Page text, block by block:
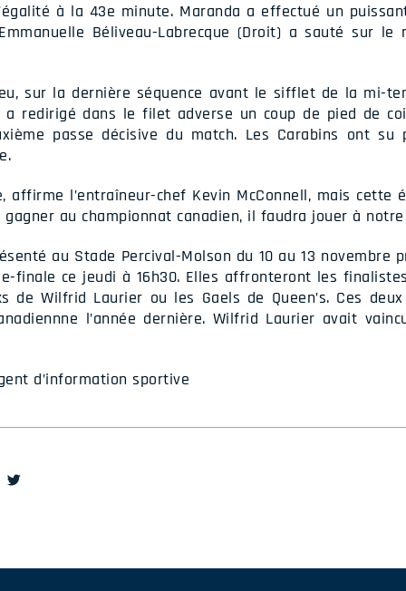
à la 43e minute. Maranda a effectué un
Béliveau-Labrecque (Droit) a sauté sur le
sur la dernière séquence avant le sifflet de la mi-
a redirigé dans le filet adverse un coup de pied de
passe décisive du match. Les Carabins ont su
affirme l’entraîneur-chef Kevin McConnell, mais cette
au championnat canadien, il faudra jouer à
au Stade Percival-Molson du 10 au 13 novembre
finale ce jeudi à 16h30. Elles affronteront les
de Wilfrid Laurier ou les Gaels de Queen’s. Ces
l’année dernière. Wilfrid Laurier avait
d’information sportive